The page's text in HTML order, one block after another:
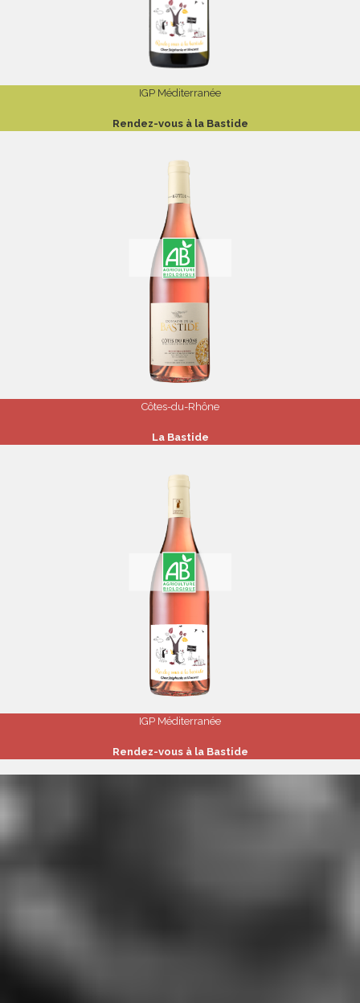
IGP Méditerranée
Rendez-vous à la Bastide
Côtes-du-Rhône
La Bastide
IGP Méditerranée
Rendez-vous à la Bastide